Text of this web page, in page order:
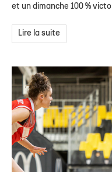
et un dimanche 100 %
Lire la suite